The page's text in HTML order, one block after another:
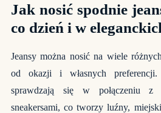
Jak nosić spodnie
co dzień i w
Jeansy można nosić na wiele
od okazji i własnych
sprawdzają się w połączeniu z
sneakersami, co tworzy luźny,